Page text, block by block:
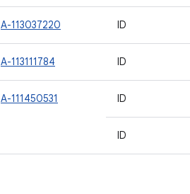
A-113037220 ID
A-113111784 ID
A-111450531 ID
ID